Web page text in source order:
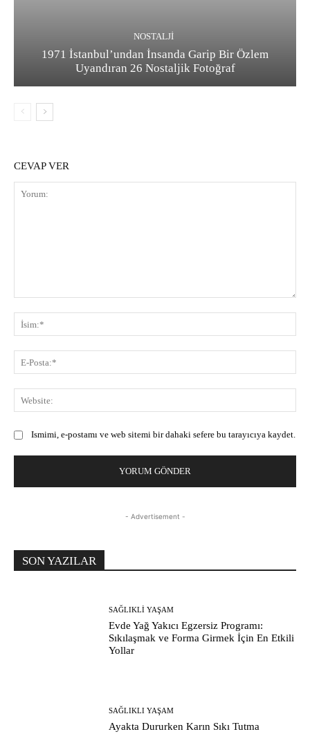
NOSTALJI
1971 İstanbul’undan İnsanda Garip Bir Özlem
Uyandıran 26 Nostaljik Fotoğraf
CEVAP VER
Ismimi, e-postamı ve web sitemi bir dahaki sefere bu tarayıcıya kaydet.
- Advertisement -
SON YAZILAR
SAĞLIKLI YAŞAM
Evde Yağ Yakıcı Egzersiz Programı:
Sıkılaşmak ve Forma Girmek İçin En Etkili
Yollar
SAĞLIKLI YAŞAM
Ayakta Dururken Karın Sıkı Tutma